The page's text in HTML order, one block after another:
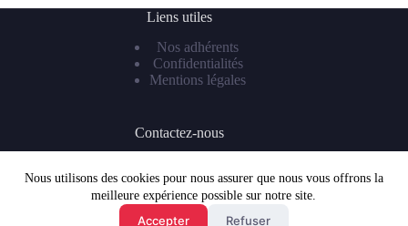
Nous utilisons des cookies pour nous assurer que nous vous offrons la
meilleure expérience possible sur notre site.
Accepter Refuser
Liens utiles
Nos adhérents
Confidentialités
Mentions légales
Contactez-nous
Mail : frenchtechlaval@gmail.com